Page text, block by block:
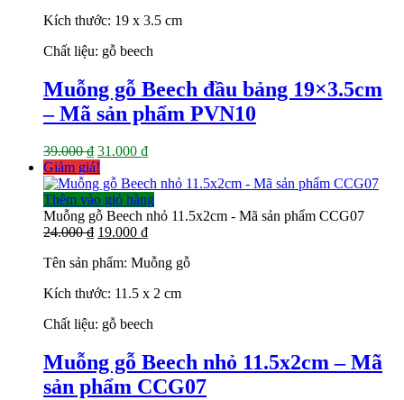
31.000 ₫.
Kích thước: 19 x 3.5 cm
Chất liệu: gỗ beech
Muỗng gỗ Beech đầu bảng 19×3.5cm
– Mã sản phẩm PVN10
39.000₫ Giá
gốc
là:
39.000 ₫.
31.000 ₫Giá
tại
là:
31.000 ₫.
Giảm giá!
Thêm vào giỏ hàng
Muỗng gỗ Beech nhỏ 11.5x2cm - Mã sản phẩm CCG07
24.000₫ Giá
là:
19.000 ₫Giá
tại
19.000 ₫.
Tên sản phẩm: Muỗng gỗ
Kích thước: 11.5 x 2 cm
Chất liệu: gỗ beech
Muỗng gỗ Beech nhỏ 11.5x2cm – Mã
sản phẩm CCG07